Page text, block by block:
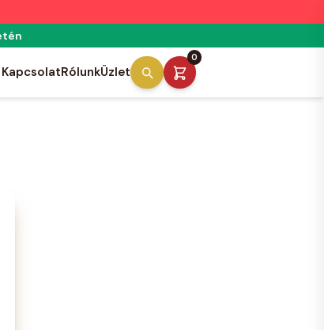
KapcsolatRólunkÜzlet
0